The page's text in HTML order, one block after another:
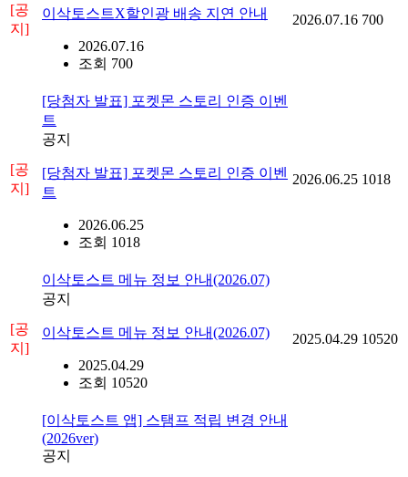
[공
지]
이삭토스트X할인광 배송 지연 안내
2026.07.16
조회 700
2026.07.16 700
[공
지]
[당첨자 발표] 포켓몬 스토리 인증 이벤
트
공지
[당첨자 발표] 포켓몬 스토리 인증 이벤
트
2026.06.25
조회 1018
2026.06.25 1018
[공
지]
이삭토스트 메뉴 정보 안내(2026.07)
공지
이삭토스트 메뉴 정보 안내(2026.07)
2025.04.29
조회 10520
2025.04.29 10520
[이삭토스트 앱] 스탬프 적립 변경 안내
(2026ver)
공지